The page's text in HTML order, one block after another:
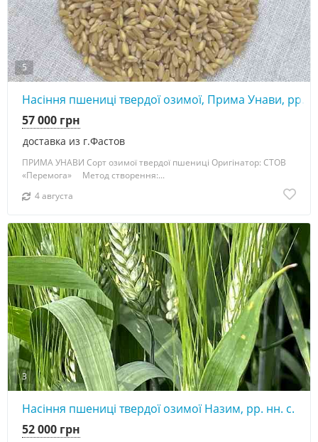
5
Насіння пшениці твердої озимої, Прима Унави,
доставка из г.Фастов
57 000 грн
ПРИМА УНАВИ Сорт озимої твердої пшениці Оригінатор: СТОВ
«Перемога» Метод створення:...
4 августа
3
Насіння пшениці твердої озимої Назим, рр. нн. с.
52 000 грн